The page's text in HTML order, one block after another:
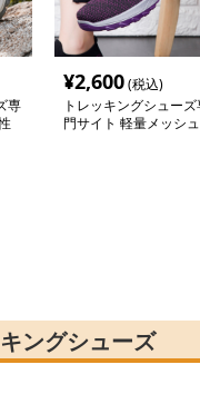
専
¥2,600(税込)
トレッキングシューズ
門サイト 軽量メッシュ
ングシューズ